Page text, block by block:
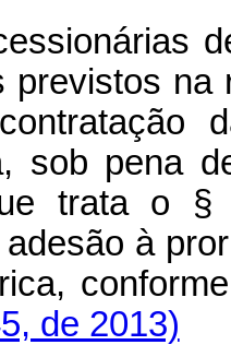
previstos na
sob pena
trata o
à
de 2013)